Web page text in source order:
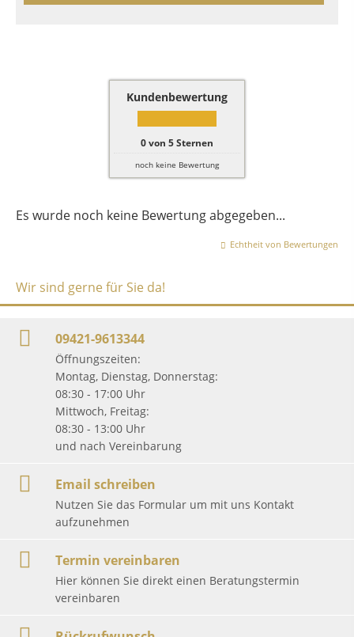
Kundenbewertung
0von 5Sternen
noch keine Bewertung
Es wurde noch keine Bewertung abgegeben...
Echtheit von Bewertungen
Wir sind gerne für Sie da!
09421-9613344
Öffnungszeiten:
Montag, Dienstag, Donnerstag:
08:30 - 17:00 Uhr
Mittwoch, Freitag:
08:30 - 13:00 Uhr
und nach Vereinbarung
Email schreiben
Nutzen Sie das Formular um mit uns Kontakt
aufzunehmen
Termin vereinbaren
Hier können Sie direkt einen Beratungstermin
vereinbaren